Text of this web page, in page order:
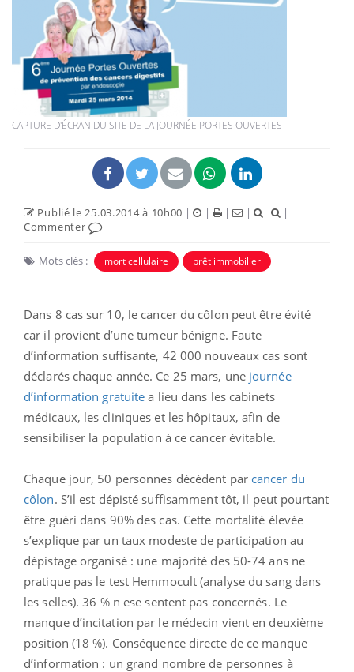
CAPTURE D'ÉCRAN DU SITE DE LA JOURNÉE PORTES OUVERTES
Publié le 25.03.2014 à 10h00 | | | |
|
Commenter
Mots clés : mort cellulaire prêt immobilier
Dans 8 cas sur 10, le cancer du côlon peut être évité
car il provient d’une tumeur bénigne. Faute
d’information suffisante, 42 000 nouveaux cas sont
déclarés chaque année. Ce 25 mars, une journée
d’information gratuite a lieu dans les cabinets
médicaux, les cliniques et les hôpitaux, afin de
sensibiliser la population à ce cancer évitable.
Chaque jour, 50 personnes décèdent par cancer du
côlon. S’il est dépisté suffisamment tôt, il peut pourtant
être guéri dans 90% des cas. Cette mortalité élevée
s’explique par un taux modeste de participation au
dépistage organisé : une majorité des 50-74 ans ne
pratique pas le test Hemmocult (analyse du sang dans
les selles). 36 % n ese sentent pas concernés. Le
manque d’incitation par le médecin vient en deuxième
position (18 %). Conséquence directe de ce manque
d’information : un grand nombre de personnes à